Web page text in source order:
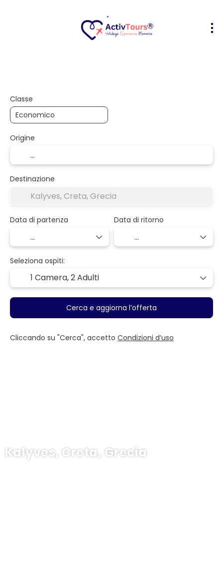
Kalyves, Creta, Grecia
Classe
Origine
Destinazione
Data di partenza Data di ritorno
Seleziona ospiti:
1 Camera,2 Adulti
Cerca e aggiorna l’offerta
Cliccando su "Cerca", accetto Condizioni d’uso